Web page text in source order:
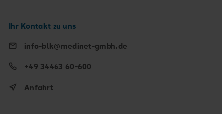
Ihr Kontakt zu uns
info-blk@medinet-gmbh.de
+49 34463 60-600
Anfahrt